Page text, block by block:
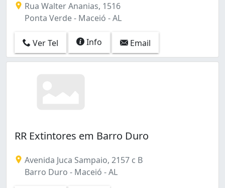
Rua Walter Ananias, 1516
Ponta Verde - Maceió - AL
Ver Tel Info Email
RR Extintores em Barro Duro
Avenida Juca Sampaio, 2157 c B
Barro Duro - Maceió - AL